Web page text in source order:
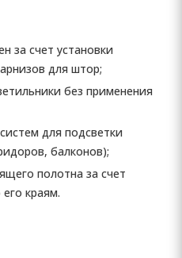
за счет установки
для штор;
без применения
для подсветки
балконов);
полотна за счет
краям.